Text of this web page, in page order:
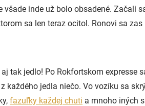
všade inde už bolo obsadené. Začali
sa len teraz ocitol. Ronovi sa
tak jedlo! Po Rokfortskom
každého jedla niečo. Vo vozíku sa
fazuľky každej chuti a mnoho iných